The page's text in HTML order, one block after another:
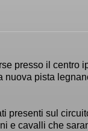
presso il centro
nuova pista
presenti sul
e cavalli che